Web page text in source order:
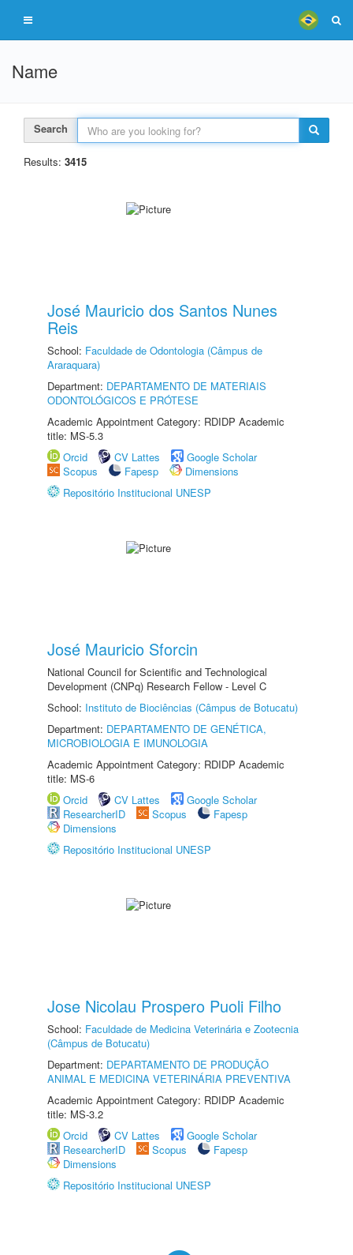
Name
Search
Results: 3415
José Mauricio dos Santos Nunes
Reis
School: Faculdade de Odontologia (Câmpus de
Araraquara)
Department: DEPARTAMENTO DE MATERIAIS
ODONTOLÓGICOS E PRÓTESE
Academic Appointment Category: RDIDP Academic
title: MS-5.3
Orcid
CV Lattes
Google Scholar
Scopus
Fapesp
Dimensions
Repositório Institucional UNESP
José Mauricio Sforcin
National Council for Scientific and Technological
Development (CNPq) Research Fellow - Level C
School: Instituto de Biociências (Câmpus de Botucatu)
Department: DEPARTAMENTO DE GENÉTICA,
MICROBIOLOGIA E IMUNOLOGIA
Academic Appointment Category: RDIDP Academic
title: MS-6
Orcid
CV Lattes
Google Scholar
ResearcherID
Scopus
Fapesp
Dimensions
Repositório Institucional UNESP
Jose Nicolau Prospero Puoli Filho
School: Faculdade de Medicina Veterinária e Zootecnia
(Câmpus de Botucatu)
Department: DEPARTAMENTO DE PRODUÇÃO
ANIMAL E MEDICINA VETERINÁRIA PREVENTIVA
Academic Appointment Category: RDIDP Academic
title: MS-3.2
Orcid
CV Lattes
Google Scholar
ResearcherID
Scopus
Fapesp
Dimensions
Repositório Institucional UNESP